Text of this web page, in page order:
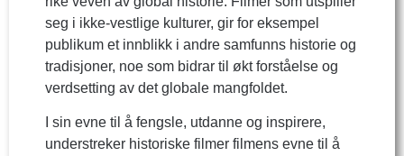
seg i ikke-vestlige kulturer, gir for eksempel
publikum et innblikk i andre samfunns historie og
tradisjoner, noe som bidrar til økt forståelse og
verdsetting av det globale mangfoldet.
I sin evne til å fengsle, utdanne og inspirere,
understreker historiske filmer filmens evne til å